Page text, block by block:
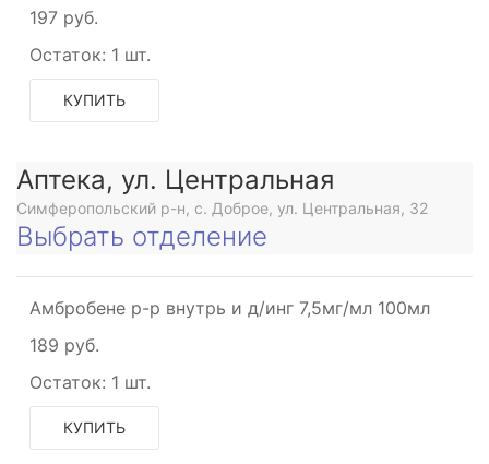
197 руб.
Остаток: 1 шт.
КУПИТЬ
Аптека, ул. Центральная
Симферопольский р-н, с. Доброе, ул. Центральная, 32
Выбрать отделение
Амбробене р-р внутрь и д/инг 7,5мг/мл 100мл
189 руб.
Остаток: 1 шт.
КУПИТЬ